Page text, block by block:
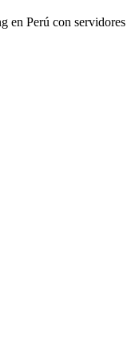
en Perú con servidores